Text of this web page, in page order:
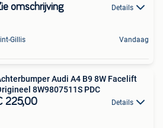
omschrijving Details
Gillis Vandaag
Audi A4 B9 8W Facelift
8W9807511S PDC
225,00 Details